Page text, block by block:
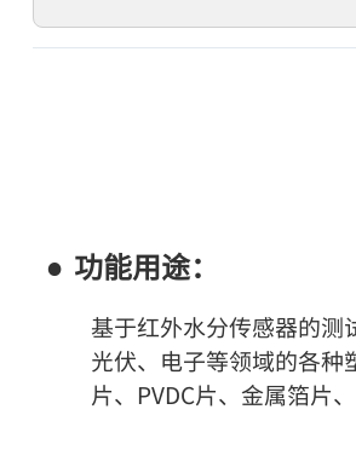
功能用途：
基于红外水分传感器的测
光伏、电子等领域的各种
片、PVDC片、金属箔片